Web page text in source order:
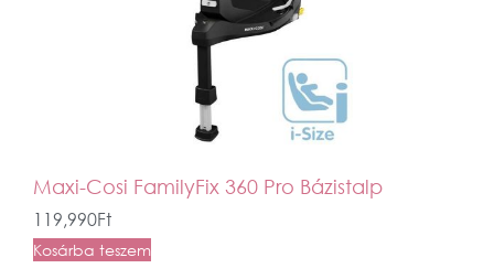
Maxi-Cosi FamilyFix 360 Pro Bázistalp
119,990Ft
Kosárba teszem